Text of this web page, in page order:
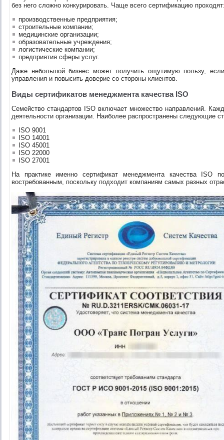
без него сложно конкурировать. Чаще всего сертификацию
производственные предприятия;
строительные компании;
медицинские организации;
образовательные учреждения;
логистические компании;
предприятия сферы услуг.
Даже небольшой бизнес может получить ощутимую пользу,
управления и повысить доверие со стороны клиентов.
Виды сертификатов менеджмента качества ISO
Семейство стандартов ISO включает множество направлений.
деятельности организации. Наиболее распространены следующие
ISO 9001
ISO 14001
ISO 45001
ISO 22000
ISO 27001
На практике именно сертификат менеджмента качества ISO
востребованным, поскольку подходит компаниям самых разных